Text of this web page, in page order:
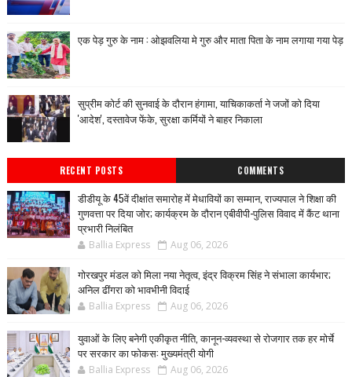
एक पेड़ गुरु के नाम : ओझवलिया मे गुरु और माता पिता के नाम लगाया गया पेड़
सुप्रीम कोर्ट की सुनवाई के दौरान हंगामा, याचिकाकर्ता ने जजों को दिया
'आदेश', दस्तावेज फेंके, सुरक्षा कर्मियों ने बाहर निकाला
RECENT POSTS COMMENTS
डीडीयू के 45वें दीक्षांत समारोह में मेधावियों का सम्मान, राज्यपाल ने शिक्षा की
गुणवत्ता पर दिया जोर; कार्यक्रम के दौरान एबीवीपी-पुलिस विवाद में कैंट थाना
प्रभारी निलंबित
Ballia Express Aug 06, 2026
गोरखपुर मंडल को मिला नया नेतृत्व, इंद्र विक्रम सिंह ने संभाला कार्यभार;
अनिल ढींगरा को भावभीनी विदाई
Ballia Express Aug 06, 2026
युवाओं के लिए बनेगी एकीकृत नीति, कानून-व्यवस्था से रोजगार तक हर मोर्चे
पर सरकार का फोकस: मुख्यमंत्री योगी
Ballia Express Aug 06, 2026